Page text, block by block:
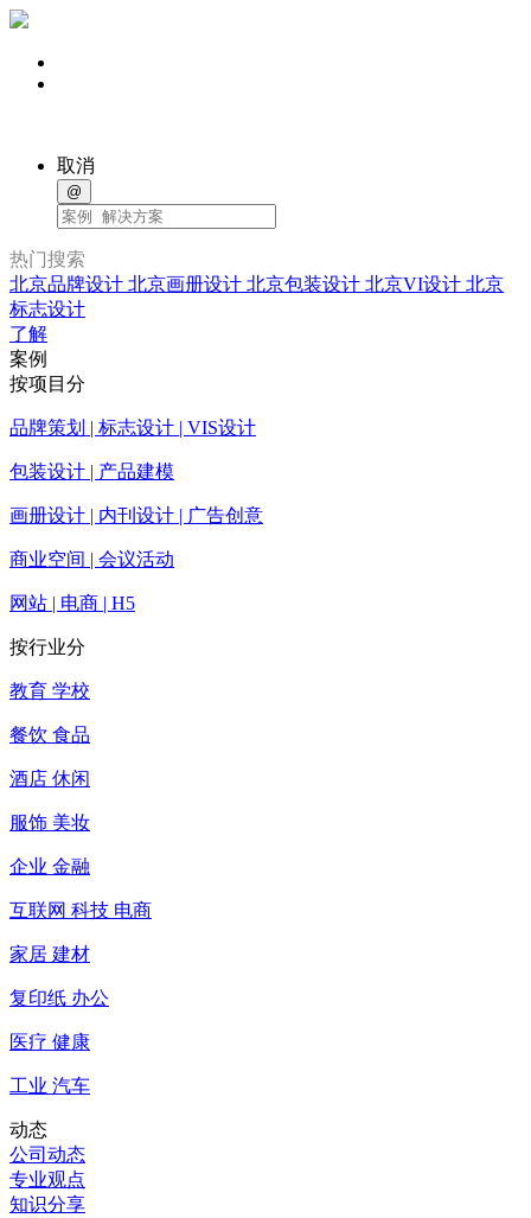
取消
@
热门搜索
北京品牌设计 北京画册设计 北京包装设计 北京VI设计 北京
标志设计
了解
案例
按项目分
品牌策划 | 标志设计 | VIS设计
包装设计 | 产品建模
画册设计 | 内刊设计 | 广告创意
商业空间 | 会议活动
网站 | 电商 | H5
按行业分
教育 学校
餐饮 食品
酒店 休闲
服饰 美妆
企业 金融
互联网 科技 电商
家居 建材
复印纸 办公
医疗 健康
工业 汽车
动态
公司动态
专业观点
知识分享